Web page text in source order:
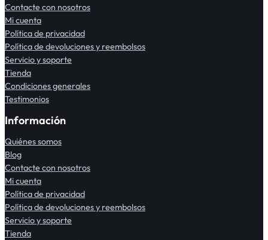
Contacte con nosotros
Mi cuenta
Política de privacidad
Política de devoluciones y reembolsos
Servicio y soporte
Tienda
Condiciones generales
Testimonios
Información
Quiénes somos
Blog
Contacte con nosotros
Mi cuenta
Política de privacidad
Política de devoluciones y reembolsos
Servicio y soporte
Tienda